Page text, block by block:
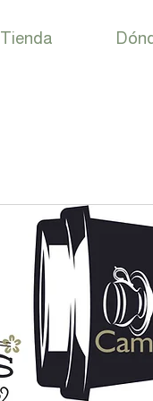
Tienda